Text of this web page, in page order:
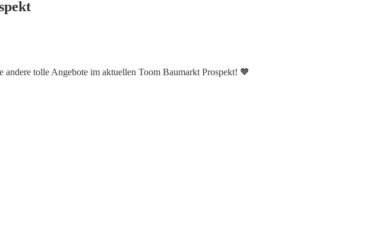
tolle Angebote im aktuellen Toom Baumarkt Prospekt! 🧡